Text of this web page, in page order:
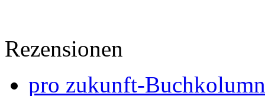
Rezensionen
pro zukunft-